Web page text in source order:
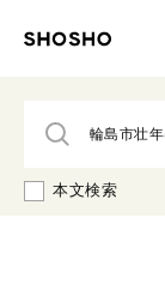
本文検索